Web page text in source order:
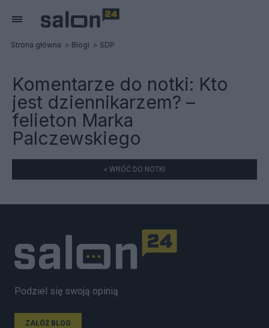
Strona główna Blogi SDP
Komentarze do notki: Kto
jest dziennikarzem? –
felieton Marka
Palczewskiego
« WRÓĆ DO NOTKI
Podziel się swoją opinią
ZAŁÓŻ BLOG